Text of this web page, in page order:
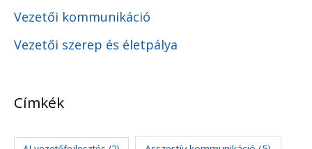
Vezetői kommunikáció
Vezetői szerep és életpálya
Címkék